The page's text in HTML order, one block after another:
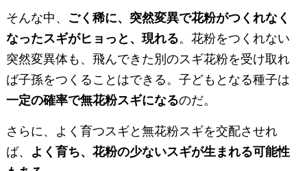
そんな中、 ごく稀に、突然変異で花粉がつくれなく
なったスギがヒョっと、現れる。花粉をつくれない
突然変異体も、飛んできた別のスギ花粉を受け取れ
ば子孫をつくることはできる。子どもとなる種子は
一定の確率で無花粉スギになるのだ。
さらに、よく育つスギと無花粉スギを交配させれ
ば、 よく育ち、花粉の少ないスギが生まれる可能性